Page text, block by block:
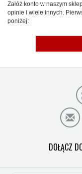
Załóż konto w naszym
opinie i wiele innych.
poniżej:
DOŁĄCZ